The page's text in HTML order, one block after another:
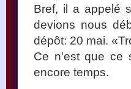
Bref, il a appelé
devions nous
dépôt: 20 mai.
Ce n'est que ce
encore temps.